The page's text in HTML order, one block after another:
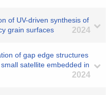
of UV-driven synthesis of
grain surfaces
2024
of gap edge structures
satellite embedded in
2024